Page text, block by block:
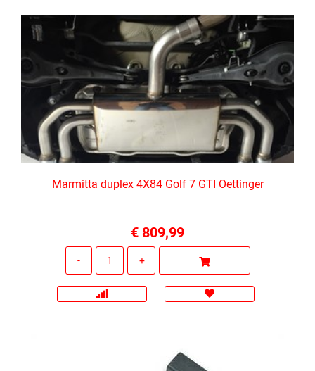
Marmitta duplex 4X84 Golf 7 GTI Oettinger
€ 809,99